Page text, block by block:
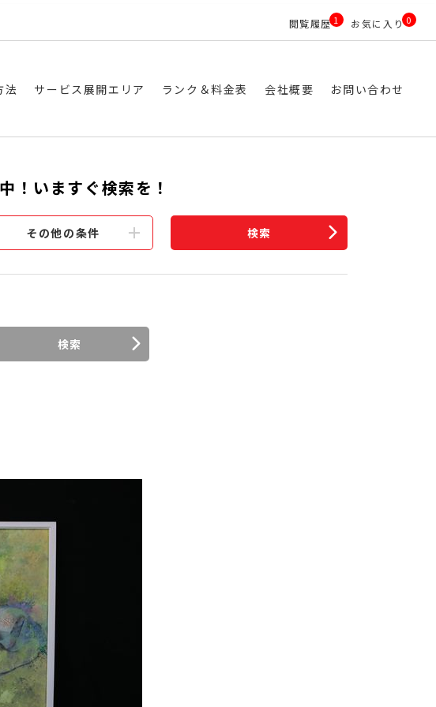
閲覧履歴1 お気に入り0
法 サービス展開エリア ランク＆料金表 会社概要 お問い合わせ
！いますぐ検索を！
その他の条件 検索
検索